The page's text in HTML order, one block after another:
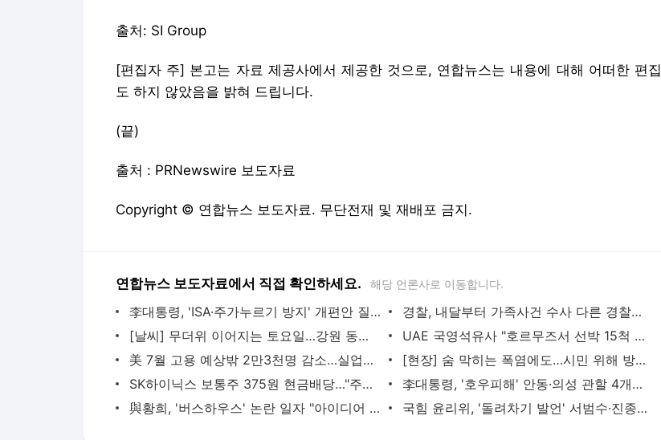
출처: SI Group
[편집자 주] 본고는 자료 제공사에서 제공한 것으로, 연합뉴스는 내용에 대해 어떠한 편집
도 하지 않았음을 밝혀 드립니다.
(끝)
출처 : PRNewswire 보도자료
Copyright © 연합뉴스 보도자료. 무단전재 및 재배포 금지.
연합뉴스 보도자료에서 직접 확인하세요. 해당 언론사로 이동합니다.
李대통령, 'ISA·주가누르기 방지' 개편안 질타…"전면 재검토" | 연합뉴스
경찰, 내달부터 가족사건 수사 다른 경찰관서 맡기는 '상피제' 실시 | 연합뉴스
[날씨] 무더위 이어지는 토요일…강원 동해안 '폭우' 최고 150㎜↑ | 연합뉴스
UAE 국영석유사 "호르무즈서 선박 15척 피격…이번주에도 3척" | 연합뉴스
美 7월 고용 예상밖 2만3천명 감소…실업률은 4.1%로 떨어져(종합) | 연합뉴스
[현장] 숨 막히는 폭염에도…시민 위해 방역 나선 작업자들 | 연합뉴스
SK하이닉스 보통주 375원 현금배당…"주주환원방안 9월내 확정" | 연합뉴스
李대통령, '호우피해' 안동·의성 관할 4개면 특별재난지역 선포 | 연합뉴스
與황희, '버스하우스' 논란 일자 "아이디어 차원"…국힘 "망언"(종합2보) | 연합뉴스
국힘 윤리위, '돌려차기 발언' 서범수·진종오 징계절차 개시(종합) | 연합뉴스